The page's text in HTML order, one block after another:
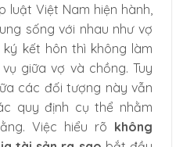
luật Việt Nam hiện hành,
sống với nhau như vợ
kết hôn thì không làm
giữa vợ và chồng. Tuy
các đối tượng này vẫn
quy định cụ thể nhằm
Việc hiểu rõ không